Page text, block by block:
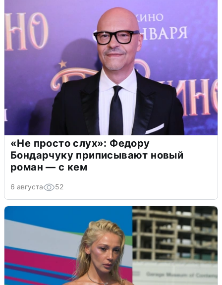
«Не просто слух»: Федору
Бондарчуку приписывают новый
роман — с кем
6 августа 52